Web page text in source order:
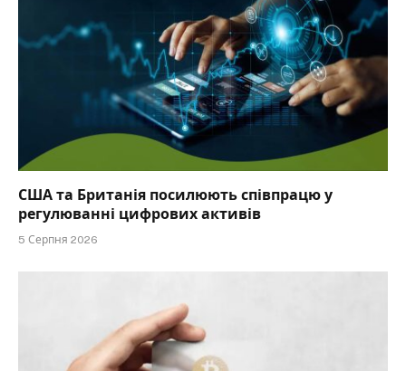
США та Британія посилюють співпрацю у
регулюванні цифрових активів
5 Серпня 2026